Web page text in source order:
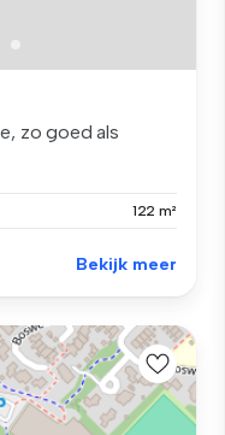
zo goed als
122 m²
Bekijk meer